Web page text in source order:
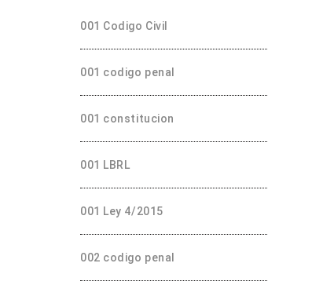
001 Codigo Civil
001 codigo penal
001 constitucion
001 LBRL
001 Ley 4/2015
002 codigo penal